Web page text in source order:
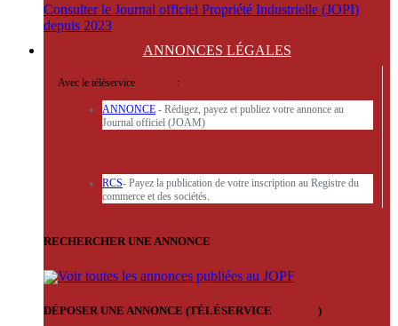
Consulter le Journal officiel Propriété Industrielle (JOPI)
depuis 2023
ANNONCES LÉGALES
Avec le téléservice :
ANNONCE - Rédigez, payez et publiez votre annonce au
Journal officiel (JOAM)
RCS- Payez la publication de votre inscription au Registre du
commerce et des sociétés.
RECHERCHER UNE ANNONCE
Voir toutes les annonces publiées au JOPF
DÉPOSER UNE ANNONCE (TÉLÉSERVICE )